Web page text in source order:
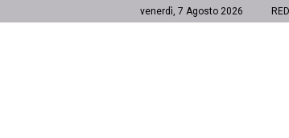
venerdì, 7 Agosto 2026